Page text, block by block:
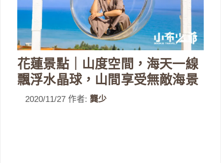
花蓮景點｜山度空間，海天一線
飄浮水晶球，山間享受無敵海景
2020/11/27 作者: 龔少